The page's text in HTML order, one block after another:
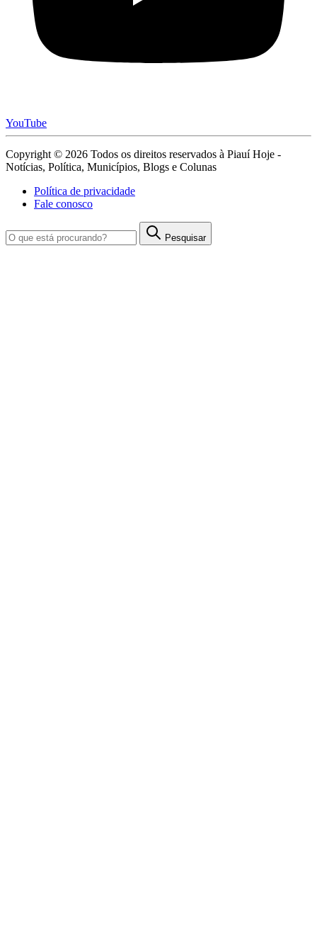
YouTube
Copyright © 2026 Todos os direitos reservados à Piauí Hoje -
Notícias, Política, Municípios, Blogs e Colunas
Política de privacidade
Fale conosco
Pesquisar